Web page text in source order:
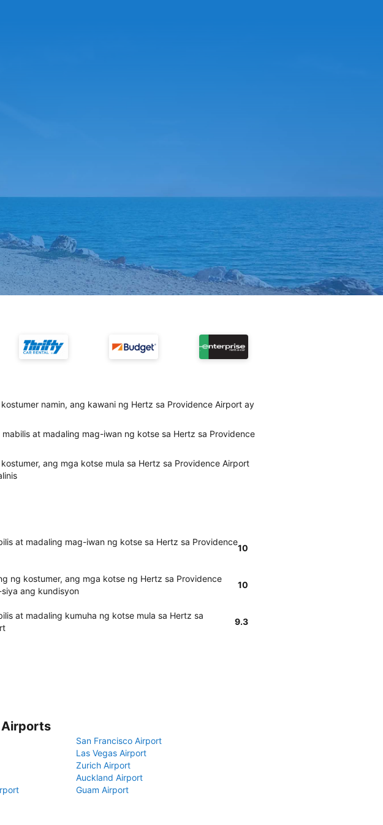
namin, ang kawani ng Hertz sa Providence Airport ay
at madaling mag-iwan ng kotse sa Hertz sa Providence
ang mga kotse mula sa Hertz sa Providence Airport
at madaling mag-iwan ng kotse sa Hertz sa Providence
10
ng kostumer, ang mga kotse ng Hertz sa Providence
ang kundisyon
10
at madaling kumuha ng kotse mula sa Hertz sa
9.3
Airports
San Francisco Airport
Las Vegas Airport
Zurich Airport
Auckland Airport
Guam Airport